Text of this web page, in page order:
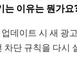
는 이유는 뭔가요
데이트 시 새 광
차단 규칙을 다시